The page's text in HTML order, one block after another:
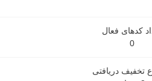
کدهای فعال
0
تخفیف دریافتی